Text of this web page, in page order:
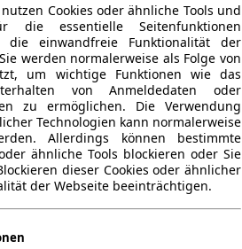
Cookies oder ähnliche Tools und
die essentielle Seitenfunktionen
einwandfreie Funktionalität der
werden normalerweise als Folge von
um wichtige Funktionen wie das
von Anmeldedaten oder
zu ermöglichen. Die Verwendung
Technologien kann normalerweise
Allerdings können bestimmte
ähnliche Tools blockieren oder Sie
dieser Cookies oder ähnlicher
der Webseite beeinträchtigen.